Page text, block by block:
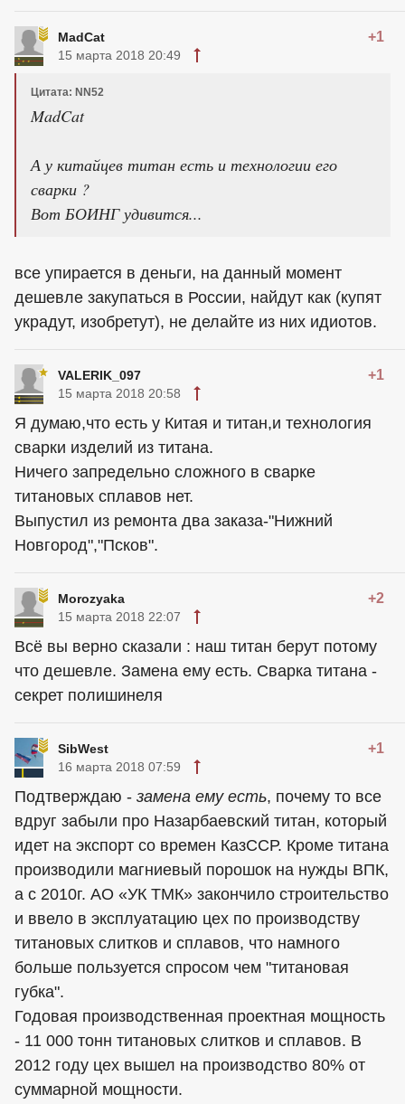
MadCat +1
15 марта 2018 20:49
Цитата: NN52
MadCat
А у китайцев титан есть и технологии его
сварки ?
Вот БОИНГ удивится...
все упирается в деньги, на данный момент
дешевле закупаться в России, найдут как (купят
украдут, изобретут), не делайте из них идиотов.
VALERIK_097 +1
15 марта 2018 20:58
Я думаю,что есть у Китая и титан,и технология
сварки изделий из титана.
Ничего запредельно сложного в сварке
титановых сплавов нет.
Выпустил из ремонта два заказа-"Нижний
Новгород","Псков".
Morozyaka +2
15 марта 2018 22:07
Всё вы верно сказали : наш титан берут потому
что дешевле. Замена ему есть. Сварка титана -
секрет полишинеля
SibWest +1
16 марта 2018 07:59
Подтверждаю - замена ему есть, почему то все
вдруг забыли про Назарбаевский титан, который
идет на экспорт со времен КазССР. Кроме титана
производили магниевый порошок на нужды ВПК,
а с 2010г. АО «УК ТМК» закончило строительство
и ввело в эксплуатацию цех по производству
титановых слитков и сплавов, что намного
больше пользуется спросом чем "титановая
губка".
Годовая производственная проектная мощность
- 11 000 тонн титановых слитков и сплавов. В
2012 году цех вышел на производство 80% от
суммарной мощности.